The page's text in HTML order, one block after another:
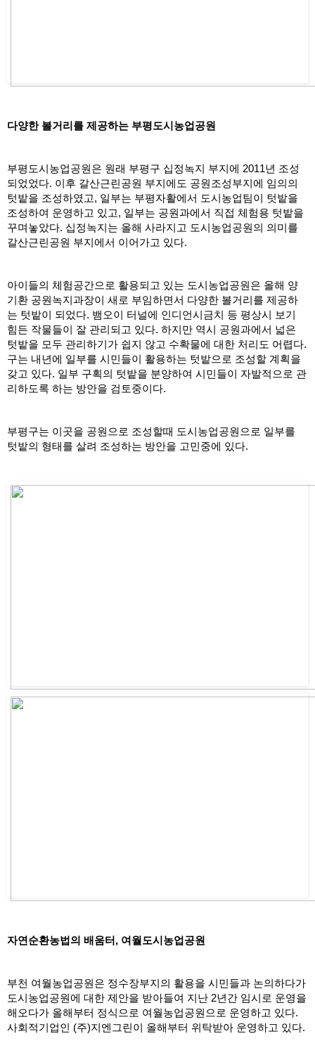
다양한 볼거리를 제공하는 부평도시농업공원
부평도시농업공원은 원래 부평구 십정녹지 부지에 2011년 조성
되었었다. 이후 갈산근린공원 부지에도 공원조성부지에 임의의
텃밭을 조성하였고, 일부는 부평자활에서 도시농업팀이 텃밭을
조성하여 운영하고 있고, 일부는 공원과에서 직접 체험용 텃밭을
꾸며놓았다. 십정녹지는 올해 사라지고 도시농업공원의 의미를
갈산근린공원 부지에서 이어가고 있다.
아이들의 체험공간으로 활용되고 있는 도시농업공원은 올해 양
기환 공원녹지과장이 새로 부임하면서 다양한 볼거리를 제공하
는 텃밭이 되었다. 뱀오이 터널에 인디언시금치 등 평상시 보기
힘든 작물들이 잘 관리되고 있다. 하지만 역시 공원과에서 넓은
텃밭을 모두 관리하기가 쉽지 않고 수확물에 대한 처리도 어렵다.
구는 내년에 일부를 시민들이 활용하는 텃밭으로 조성할 계획을
갖고 있다. 일부 구획의 텃밭을 분양하여 시민들이 자발적으로 관
리하도록 하는 방안을 검토중이다.
부평구는 이곳을 공원으로 조성할때 도시농업공원으로 일부를
텃밭의 형태를 살려 조성하는 방안을 고민중에 있다.
자연순환농법의 배움터, 여월도시농업공원
부천 여월농업공원은 정수장부지의 활용을 시민들과 논의하다가
도시농업공원에 대한 제안을 받아들여 지난 2년간 임시로 운영을
해오다가 올해부터 정식으로 여월농업공원으로 운영하고 있다.
사회적기업인 (주)지엔그린이 올해부터 위탁받아 운영하고 있다.